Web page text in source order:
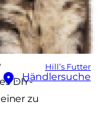
Hill’s Futter
Händlersuche
braucht Ihr
teures
einige alte
DIY-
zu